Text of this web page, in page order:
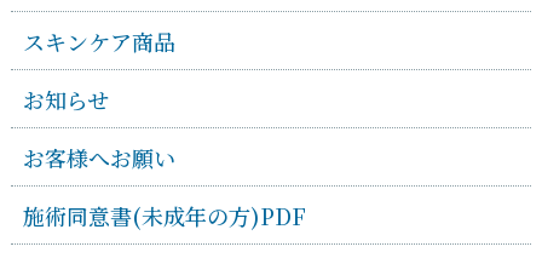
スキンケア商品
お知らせ
お客様へお願い
施術同意書(未成年の方)PDF